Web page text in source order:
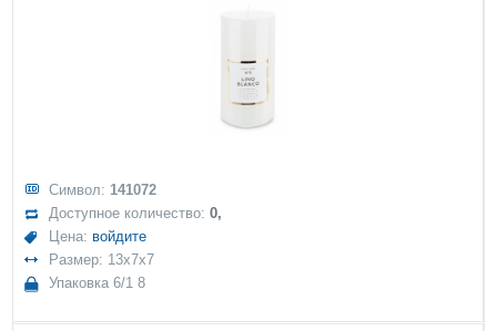
Символ: 141072
Доступное количество:0,
Цена: войдите
Размер: 13x7x7
Упаковка 6/1 8